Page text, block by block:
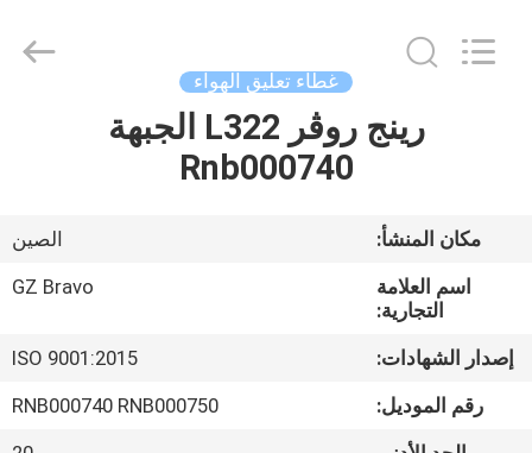
الصفحة
منتجات
معلومات
عنا
جولة
Limited.
غطاء تعليق الهواء
رينج روڤر L322 الجبهة
Rnb000740
مكان المنشأ:
الصين
اسم العلامة
التجارية:
GZ Bravo
إصدار الشهادات:
ISO 9001:2015
رقم الموديل:
RNB000740 RNB000750